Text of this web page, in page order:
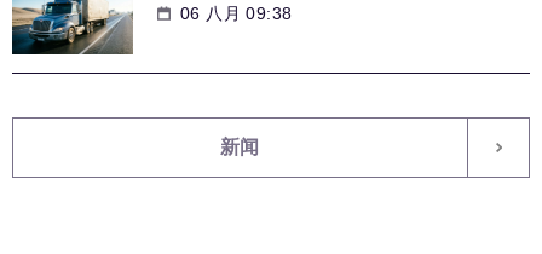
06 八月 09:38
新闻